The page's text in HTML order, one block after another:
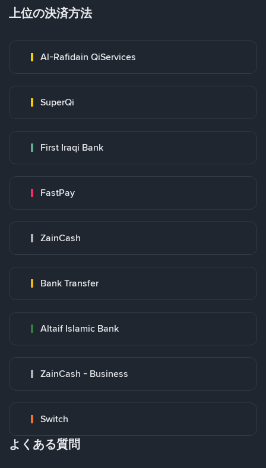
上位の決済方法
Al-Rafidain QiServices
SuperQi
First Iraqi Bank
FastPay
ZainCash
Bank Transfer
Altaif Islamic Bank
ZainCash - Business
Switch
よくある質問